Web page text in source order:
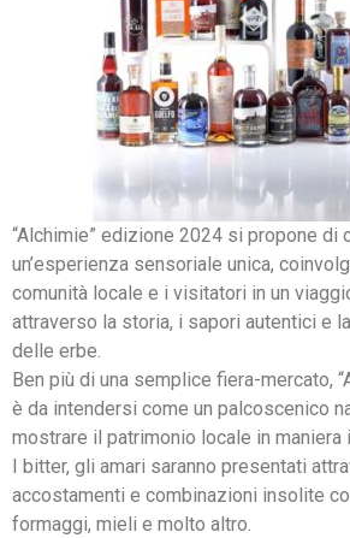
“Alchimie” edizione 2024 si propone di
un’esperienza sensoriale unica,
comunità locale e i visitatori in un
attraverso la storia, i sapori autentici e
delle erbe.
Ben più di una semplice fiera-mercato,
è da intendersi come un palcoscenico
mostrare il patrimonio locale in maniera
I bitter, gli amari saranno presentati
accostamenti e combinazioni insolite
formaggi, mieli e molto altro.